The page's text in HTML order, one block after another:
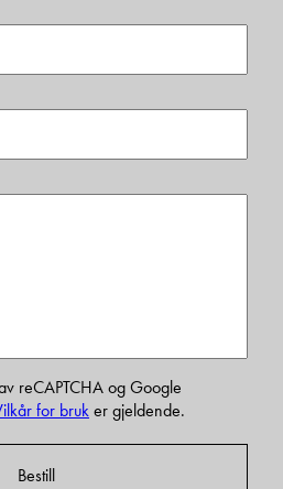
reCAPTCHA og Google
for bruker gjeldende.
Bestill